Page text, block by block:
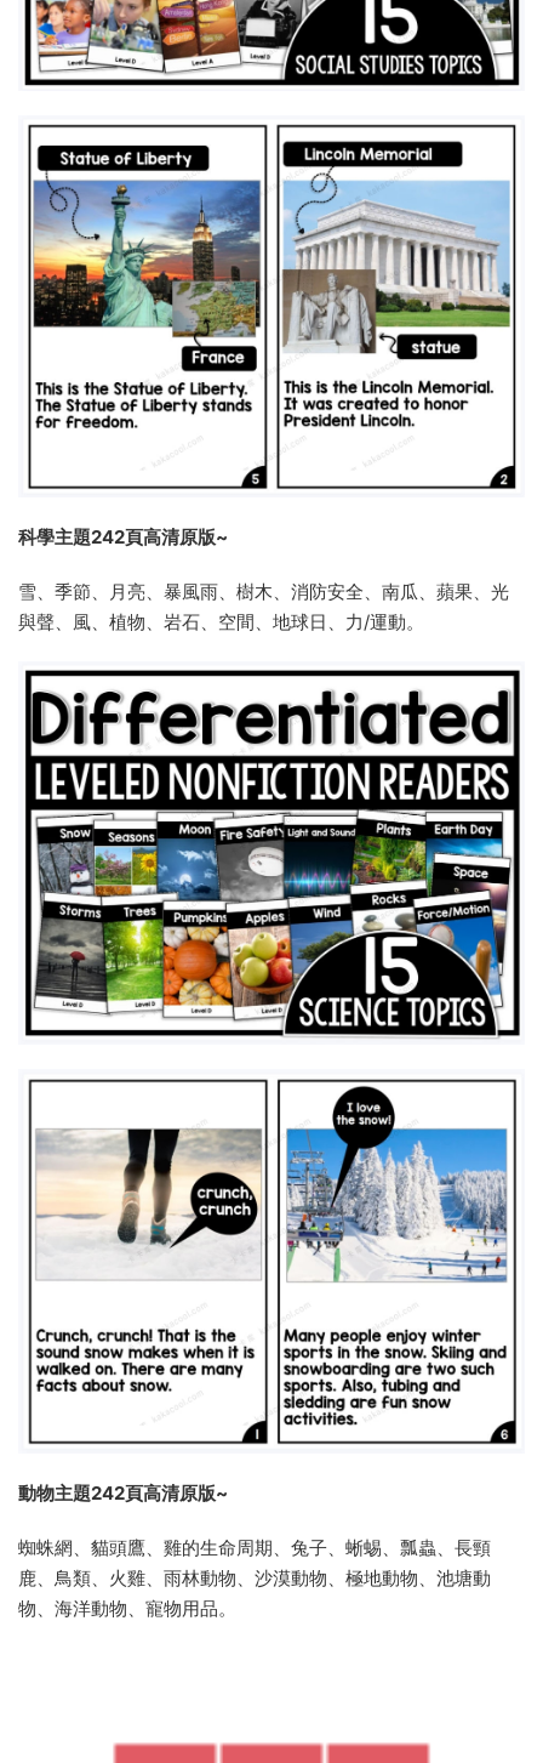
科學主題242頁高清原版~
雪、季節、月亮、暴風雨、樹木、消防安全、南瓜、蘋果、光
與聲、風、植物、岩石、空間、地球日、力/運動。
動物主題242頁高清原版~
蜘蛛網、貓頭鷹、雞的生命周期、兔子、蜥蜴、瓢蟲、長頸
鹿、鳥類、火雞、雨林動物、沙漠動物、極地動物、池塘動
物、海洋動物、寵物用品。